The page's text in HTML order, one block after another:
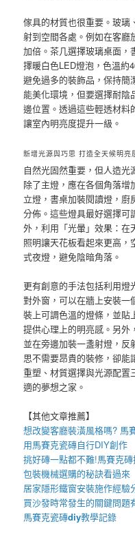
傢具的材質也很重要。玻璃
射到空間各處。例如在客廳
加倍。茶几選擇玻璃桌面，
擇暖白色LED燈泡，色溫約
避免過多的裝飾品，保持簡
能美化環境，但要選擇耐
邊位置。透過這些輕透材料
讓室內明亮度提升一級。
新增光源與巧思 打造全天候明亮
自然光固然重要，但人造光
除了主燈，應在各個角落增
立燈，書桌加裝閱讀燈，廚
分佈。這些燈具最好選擇可
外，利用「光暈」效果：在
照明讓天花板看起來更高
式夜燈，避免陰暗角落。
更有創意的手法包括利用燈
對外窗，可以在牆上安裝一
裝上可調色溫的燈條，並貼
提供心理上的明亮感。另外
並在旁邊加裝一盞射燈，
思不需要昂貴的裝修，卻能
重塑、材質選擇與光源配置
適的夢想之家。
【其他文章推薦】
想改變客廳裝潢風格嗎? 馬
用馬賽克瓷磚自行DIY創作
挑好磚一點都不難!馬賽克磚
包裝機械選購的秘訣看過來
居家隱形鐵窗安裝施作經驗
買沙發時常發生的關鍵問題
馬賽克瓷磚diy教學記錄